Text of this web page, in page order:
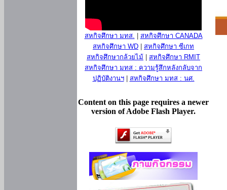
สหกิจศึกษา มทส.
สหกิจศึกษา CANADA
สหกิจศึกษา WD
สหกิจศึกษา ซีเกท
สหกิจศึกษากล้วยไม้
สหกิจศึกษา RMIT
สหกิจศึกษา มทส : ความรู้สึกหลังกลับจาก
ปฏิบัติงานฯ| สหกิจศึกษา มทส : นศ.
Content on this page requires a newer
version of Adobe Flash Player.